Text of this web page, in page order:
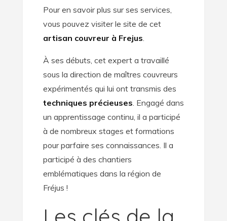
Pour en savoir plus sur ses services,
vous pouvez visiter le site de cet
artisan couvreur à Frejus
À ses débuts, cet expert a travaillé
sous la direction de maîtres couvreurs
expérimentés qui lui ont transmis des
techniques précieuses . Engagé dans
un apprentissage continu, il a participé
à de nombreux stages et formations
pour parfaire ses connaissances. Il a
participé à des chantiers
emblématiques dans la région de
Fréjus !